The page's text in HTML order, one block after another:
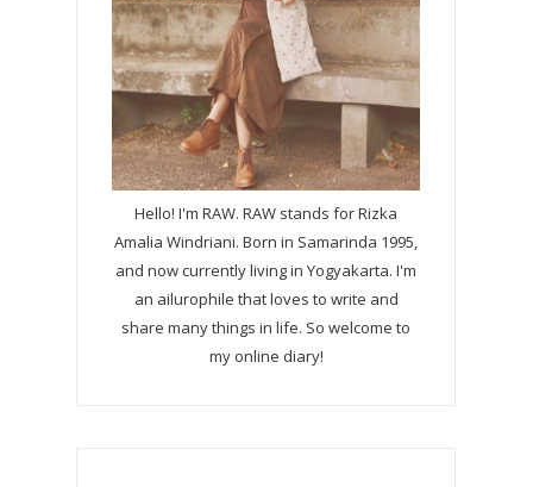
Hello! I'm RAW. RAW stands for Rizka
Amalia Windriani. Born in Samarinda 1995,
and now currently living in Yogyakarta. I'm
an ailurophile that loves to write and
share many things in life. So welcome to
my online diary!